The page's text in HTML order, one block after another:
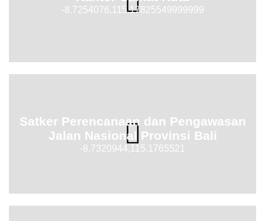
-8.7254076,115.17825549999999
Satker Perencanaan dan Pengawasan
Jalan Nasional Provinsi Bali
-8.7320944,115.1765521